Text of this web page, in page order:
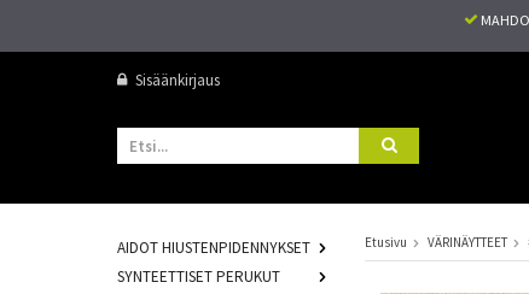
Sisäänkirjaus
AIDOT HIUSTENPIDENNYKSET
SYNTEETTISET PERUKUT
Etusivu VÄRINÄYTTEET